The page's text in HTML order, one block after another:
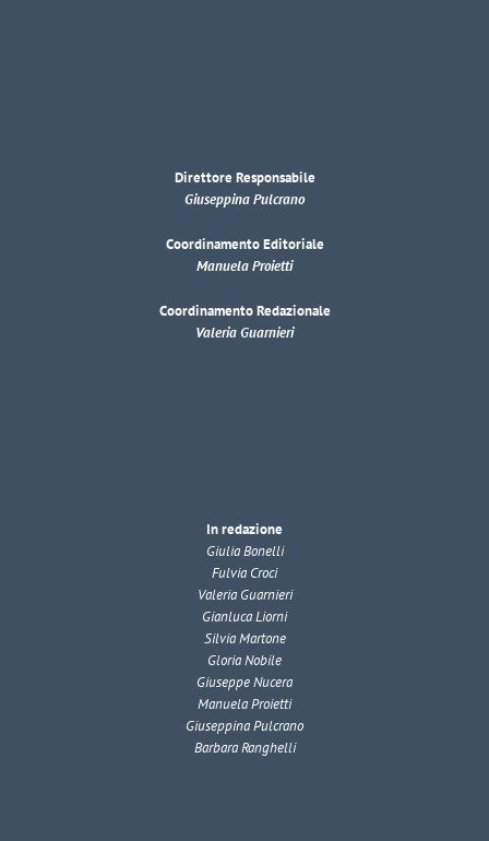
Direttore Responsabile
Giuseppina Pulcrano
Coordinamento Editoriale
Manuela Proietti
Coordinamento Redazionale
Valeria Guarnieri
In redazione
Giulia Bonelli
Fulvia Croci
Valeria Guarnieri
Gianluca Liorni
Silvia Martone
Gloria Nobile
Giuseppe Nucera
Manuela Proietti
Giuseppina Pulcrano
Barbara Ranghelli